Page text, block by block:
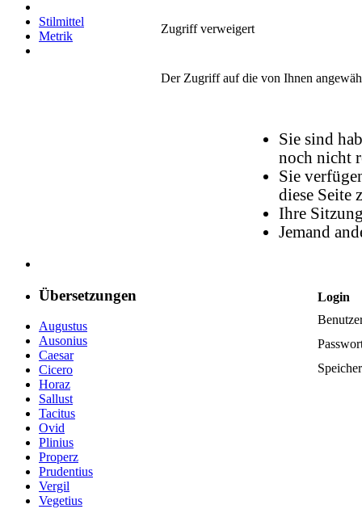
Stilmittel
Metrik
Übersetzungen
Augustus
Ausonius
Caesar
Cicero
Horaz
Sallust
Tacitus
Ovid
Plinius
Properz
Prudentius
Vergil
Vegetius
Zugriff verweigert
Der Zugriff auf die von Ihnen
Sie sind
noch nicht
Sie
diese Seite
Ihre
Jemand
Login